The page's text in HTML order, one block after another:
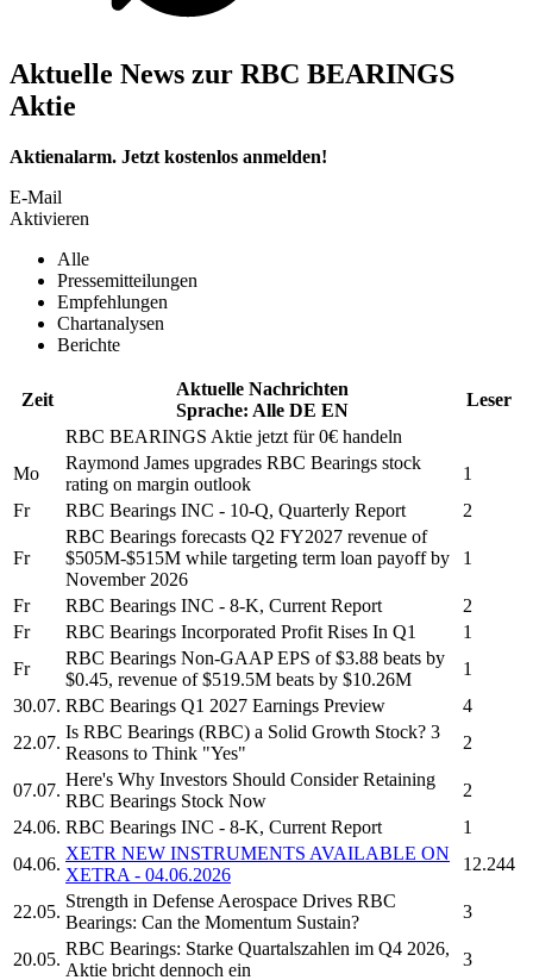
Aktuelle News zur RBC BEARINGS
Aktie
Aktienalarm. Jetzt kostenlos anmelden!
E-Mail
Aktivieren
Alle
Pressemitteilungen
Empfehlungen
Chartanalysen
Berichte
Zeit
Aktuelle Nachrichten
Sprache: Alle DE EN
Leser
RBC BEARINGS Aktie jetzt für 0€ handeln
Mo
Raymond James upgrades RBC Bearings stock
rating on margin outlook
1
Fr
RBC Bearings INC - 10-Q, Quarterly Report 2
Fr
RBC Bearings forecasts Q2 FY2027 revenue of
$505M-$515M while targeting term loan payoff by
November 2026
1
Fr RBC Bearings INC - 8-K, Current Report
2
Fr
RBC Bearings Incorporated Profit Rises In Q1
1
Fr
RBC Bearings Non-GAAP EPS of $3.88 beats by
$0.45, revenue of $519.5M beats by $10.26M
1
30.07. RBC Bearings Q1 2027 Earnings Preview
4
22.07.
Is RBC Bearings (RBC) a Solid Growth Stock? 3
Reasons to Think "Yes"
2
07.07.
Here's Why Investors Should Consider Retaining
RBC Bearings Stock Now
2
24.06. RBC Bearings INC - 8-K, Current Report
1
04.06.
XETR NEW INSTRUMENTS AVAILABLE ON
XETRA - 04.06.2026
12.244
22.05.
Strength in Defense Aerospace Drives RBC
Bearings: Can the Momentum Sustain?
3
20.05.
RBC Bearings: Starke Quartalszahlen im Q4 2026,
Aktie bricht dennoch ein
3